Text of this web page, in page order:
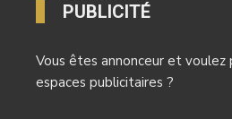
PUBLICITÉ
Vous êtes annonceur et voulez
espaces publicitaires ?